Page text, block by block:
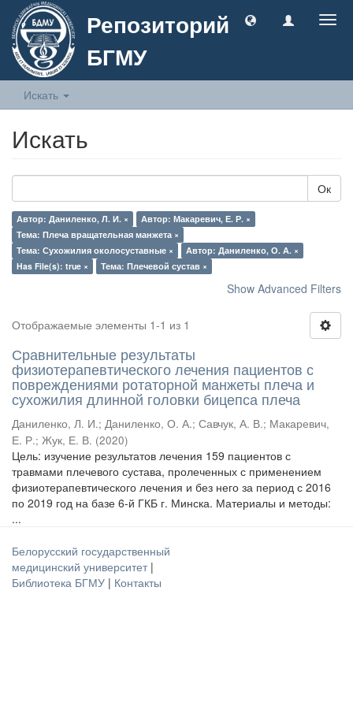
Репозиторий
БГМУ
Искать
Искать
Ок
Автор: Даниленко, Л. И. ×
Автор: Макаревич, Е. Р. ×
Тема: Плеча вращательная манжета ×
Тема: Сухожилия околосуставные ×
Автор: Даниленко, О. А. ×
Has File(s): true ×
Тема: Плечевой сустав ×
Show Advanced Filters
Отображаемые элементы 1-1 из 1
Сравнительные результаты
физиотерапевтического лечения пациентов с
повреждениями ротаторной манжеты плеча и
сухожилия длинной головки бицепса плеча
Даниленко, Л. И.; Даниленко, О. А.; Савчук, А. В.; Макаревич,
Е. Р.; Жук, Е. В. (2020)
Цель: изучение результатов лечения 159 пациентов с
травмами плечевого сустава, пролеченных с применением
физиотерапевтического лечения и без него за период с 2016
по 2019 год на базе 6-й ГКБ г. Минска. Материалы и методы:
...
Белорусский государственный
медицинский университет |
Библиотека БГМУ | Контакты